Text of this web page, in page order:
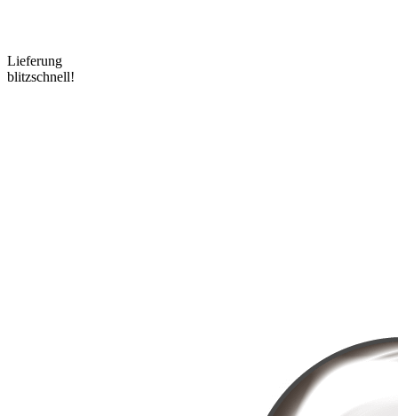
Lieferung
blitzschnell!